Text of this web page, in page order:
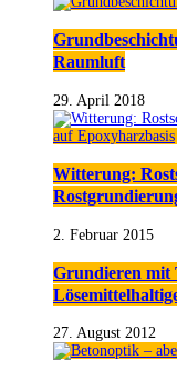
Raumluft
29. April 2018
Witterung:
2. Februar 2015
Grundieren mit
27. August 2012